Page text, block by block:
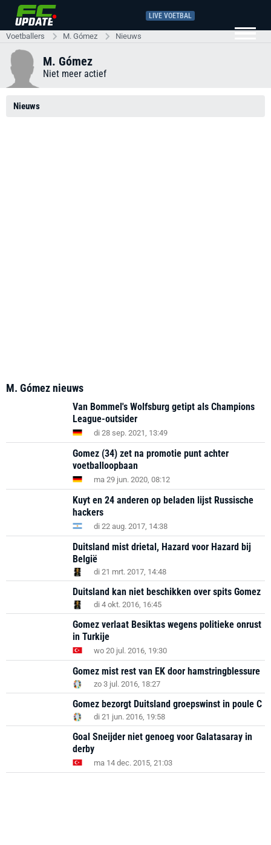
LIVE VOETBAL
Voetballers M. Gómez Nieuws
M. Gómez
Niet meer actief
Nieuws
M. Gómez nieuws
Van Bommel's Wolfsburg getipt als Champions
League-outsider
di 28 sep. 2021, 13:49
Gomez (34) zet na promotie punt achter
voetballoopbaan
ma 29 jun. 2020, 08:12
Kuyt en 24 anderen op beladen lijst Russische
hackers
di 22 aug. 2017, 14:38
Duitsland mist drietal, Hazard voor Hazard bij
België
di 21 mrt. 2017, 14:48
Duitsland kan niet beschikken over spits Gomez
di 4 okt. 2016, 16:45
Gomez verlaat Besiktas wegens politieke onrust
in Turkije
wo 20 jul. 2016, 19:30
Gomez mist rest van EK door hamstringblessure
zo 3 jul. 2016, 18:27
Gomez bezorgt Duitsland groepswinst in poule C
di 21 jun. 2016, 19:58
Goal Sneijder niet genoeg voor Galatasaray in
derby
ma 14 dec. 2015, 21:03